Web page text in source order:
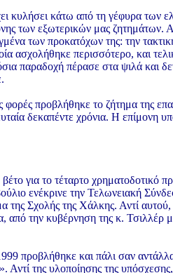
κυλήσει κάτω από τη γέφυρα των
των εξωτερικών μας ζητημάτων.
των προκατόχων της: την
ασχολήθηκε περισσότερο, και
παραδοχή πέρασε στα ψιλά και
προβλήθηκε το ζήτημα της
δεκαπέντε χρόνια. Η
για το τέταρτο
ενέκρινε την Τελωνειακή
της Σχολής της Χάλκης. Αντί
την κυβέρνηση της κ. Τσιλλέρ
προβλήθηκε και πάλι σαν
Αντί της υλοποίησης της